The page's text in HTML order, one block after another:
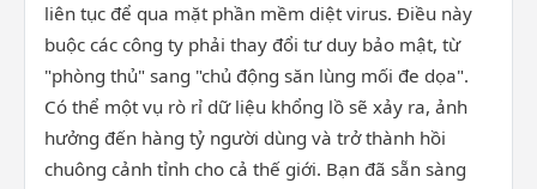
liên tục để qua mặt phần mềm diệt virus. Điều này
buộc các công ty phải thay đổi tư duy bảo mật, từ
"phòng thủ" sang "chủ động săn lùng mối đe dọa".
Có thể một vụ rò rỉ dữ liệu khổng lồ sẽ xảy ra, ảnh
hưởng đến hàng tỷ người dùng và trở thành hồi
chuông cảnh tỉnh cho cả thế giới. Bạn đã sẵn sàng